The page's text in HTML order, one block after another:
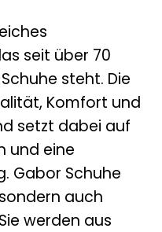
seit über 70
steht. Die
Komfort und
setzt dabei auf
und eine
Gabor Schuhe
auch
werden aus